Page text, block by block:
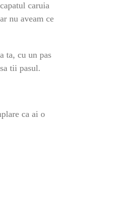
caruia
nu aveam ce
ta, cu un pas
tii pasul.
ca ai o